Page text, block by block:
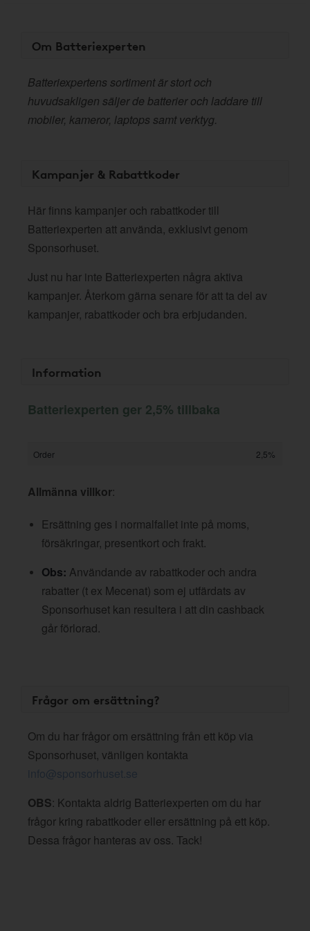
Om Batteriexperten
Batteriexpertens sortiment är stort och
huvudsakligen säljer de batterier och laddare till
mobiler, kameror, laptops samt verktyg.
Kampanjer & Rabattkoder
Här finns kampanjer och rabattkoder till
Batteriexperten att använda, exklusivt genom
Sponsorhuset.
Just nu har inte Batteriexperten några aktiva
kampanjer. Återkom gärna senare för att ta del av
kampanjer, rabattkoder och bra erbjudanden.
Information
Batteriexperten ger 2,5% tillbaka
Order 2,5%
Allmänna villkor:
Ersättning ges i normalfallet inte på moms,
försäkringar, presentkort och frakt.
Obs: Användande av rabattkoder och andra
rabatter (t ex Mecenat) som ej utfärdats av
Sponsorhuset kan resultera i att din cashback
går förlorad.
Frågor om ersättning?
Om du har frågor om ersättning från ett köp via
Sponsorhuset, vänligen kontakta
info@sponsorhuset.se
OBS: Kontakta aldrig Batteriexperten om du har
frågor kring rabattkoder eller ersättning på ett köp.
Dessa frågor hanteras av oss. Tack!